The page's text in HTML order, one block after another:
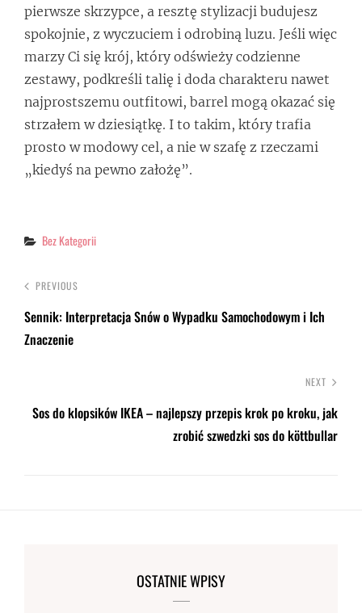
pierwsze skrzypce, a resztę stylizacji budujesz
spokojnie, z wyczuciem i odrobiną luzu. Jeśli więc
marzy Ci się krój, który odświeży codzienne
zestawy, podkreśli talię i doda charakteru nawet
najprostszemu outfitowi, barrel mogą okazać się
strzałem w dziesiątkę. I to takim, który trafia
prosto w modowy cel, a nie w szafę z rzeczami
„kiedyś na pewno założę”.
Categories
Bez Kategorii
PREVIOUS
Sennik: Interpretacja Snów o Wypadku Samochodowym i Ich
Znaczenie
NEXT
Sos do klopsików IKEA – najlepszy przepis krok po kroku, jak
zrobić szwedzki sos do köttbullar
OSTATNIE WPISY